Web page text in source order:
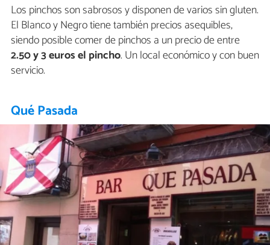
Los pinchos son sabrosos y disponen de varios sin gluten.
El Blanco y Negro tiene también precios asequibles,
siendo posible comer de pinchos a un precio de entre
2.50 y 3 euros el pincho. Un local económico y con buen
servicio.
Qué Pasada